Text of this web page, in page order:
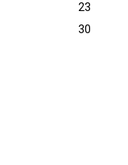
23
30